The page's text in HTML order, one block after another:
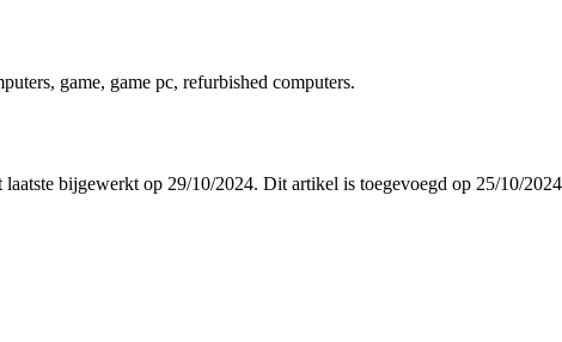
game, game pc, refurbished computers.
bijgewerkt op 29/10/2024. Dit artikel is toegevoegd op 25/10/